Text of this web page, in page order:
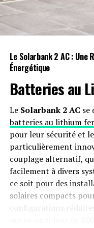
Les seuls
de ⁤jeux préinstallés et
faudra trouver les
l’iPhone, puis utiliser
Cependant, cela est
application gratuite, il
se​ plaindre.
Un​
La sortie de
anniversaire du
novatrice était en
n’ait‍ pas connu le
Le Solarbank 2 AC : Une
Énergétique
Batteries au
Le Solarbank 2 AC se
batteries au lithium
pour leur sécurité et
particulièrement
couplage alternatif,
facilement à divers
ce soit pour des
solaires compacts
configurations